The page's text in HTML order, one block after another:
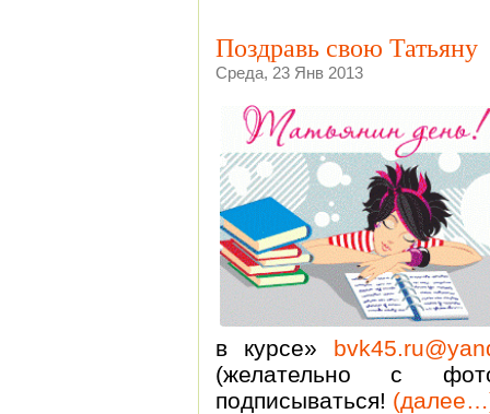
Поздравь свою Татьяну
Среда, 23 Янв 2013
в курсе»
(желательно с
подписываться!